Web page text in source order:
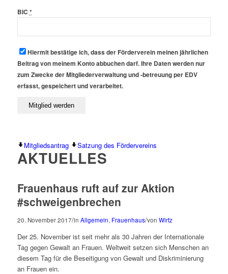
BIC *
Hiermit bestätige ich, dass der Förderverein meinen jährlichen
Beitrag von meinem Konto abbuchen darf. Ihre Daten werden nur
zum Zwecke der Mitgliederverwaltung und -betreuung per EDV
erfasst, gespeichert und verarbeitet.
Mitgliedsantrag Satzung des Fördervereins
AKTUELLES
Frauenhaus ruft auf zur Aktion
#schweigenbrechen
20. November 2017/in Allgemein, Frauenhaus/von Wirtz
Der 25. November ist seit mehr als 30 Jahren der Internationale
Tag gegen Gewalt an Frauen. Weltweit setzen sich Menschen an
diesem Tag für die Beseitigung von Gewalt und Diskriminierung
an Frauen ein.